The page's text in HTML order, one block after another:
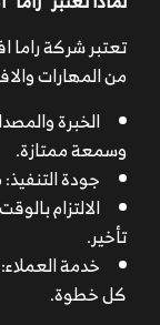
تعتبر شركة
من المهارات
الخبرة
وسمعة ممتازة.
جودة
الالتزام
تأخير.
خدمة
كل خطوة.